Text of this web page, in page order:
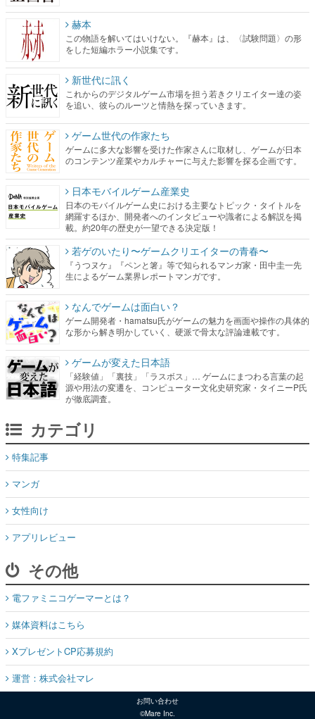
赫本
この物語を解いてはいけない。『赫本』は、〈試験問題〉の形
をした短編ホラー小説集です。
新世代に訊く
これからのデジタルゲーム市場を担う若きクリエイター達の姿
を追い、彼らのルーツと情熱を探っていきます。
ゲーム世代の作家たち
ゲームに多大な影響を受けた作家さんに取材し、ゲームが日本
のコンテンツ産業やカルチャーに与えた影響を探る企画です。
日本モバイルゲーム産業史
日本のモバイルゲーム史における主要なトピック・タイトルを
網羅するほか、開発者へのインタビューや識者による解説を掲
載。約20年の歴史が一望できる決定版！
若ゲのいたり〜ゲームクリエイターの青春〜
『うつヌケ』『ペンと箸』等で知られるマンガ家・田中圭一先
生によるゲーム業界レポートマンガです。
なんでゲームは面白い？
ゲーム開発者・hamatsu氏がゲームの魅力を画面や操作の具体的
な形から解き明かしていく、硬派で骨太な評論連載です。
ゲームが変えた日本語
「経験値」「裏技」「ラスボス」… ゲームにまつわる言葉の起
源や用法の変遷を、コンピューター文化史研究家・タイニーP氏
が徹底調査。
カテゴリ
特集記事
マンガ
女性向け
アプリレビュー
その他
電ファミニコゲーマーとは？
媒体資料はこちら
XプレゼントCP応募規約
運営：株式会社マレ
お問い合わせ
©Mare Inc.